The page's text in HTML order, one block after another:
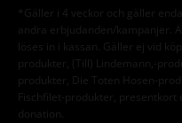
*Gäller i 4 veckor och gäller
andra erbjudanden/kampanjer.
löses in i kassan. Gäller ej vid
produkter, (Till) Lindemann,-
produkter, Die Toten Hosen-
Fischfilet-produkter,
donation.